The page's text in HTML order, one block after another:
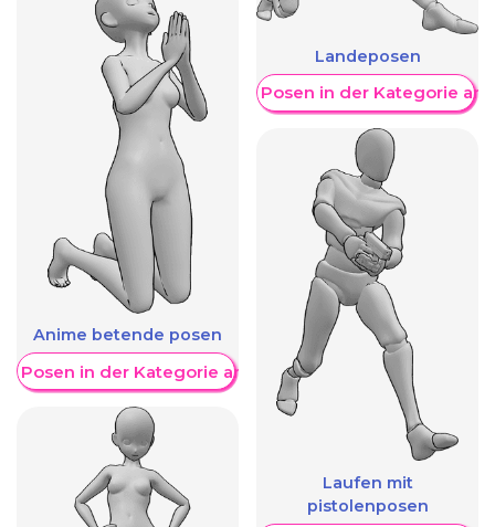
Anime betende posen
Posen in der Kategorie anzeigen
Landeposen
Weitere Posen in der Kategorie
Laufen mit
pistolenposen